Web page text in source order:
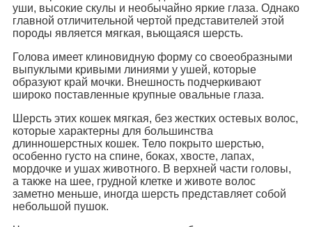
уши, высокие скулы и необычайно яркие глаза. Однако
главной отличительной чертой представителей этой
породы является мягкая, вьющаяся шерсть.
Голова имеет клиновидную форму со своеобразными
выпуклыми кривыми линиями у ушей, которые
образуют край мочки. Внешность подчеркивают
широко поставленные крупные овальные глаза.
Шерсть этих кошек мягкая, без жестких остевых волос,
которые характерны для большинства
длинношерстных кошек. Тело покрыто шерстью,
особенно густо на спине, боках, хвосте, лапах,
мордочке и ушах животного. В верхней части головы,
а также на шее, грудной клетке и животе волос
заметно меньше, иногда шерсть представляет собой
небольшой пушок.